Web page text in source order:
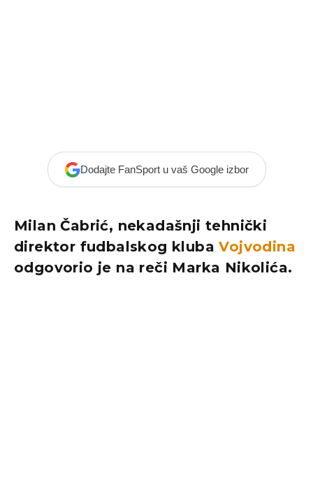
Dodajte FanSport u vaš Google izbor
Milan Čabrić, nekadašnji tehnički
direktor fudbalskog klubaVojvodina
odgovorio je na reči Marka Nikolića.